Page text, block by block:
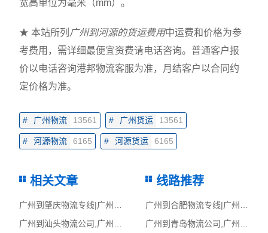
宽高单位为毫米（mm）。
★ 本站所列 广州到河源的货运费用中运费和价格为参
考费用，需详细最便宜资费请电话咨询。普通客户报
价以电话咨询港邦物流客服为准，月结客户以合同约
定价格为准。
# 广州物流 13561 # 广州货运 13561
# 河源物流 6165 # 河源货运 6165
相关文章 线路推荐